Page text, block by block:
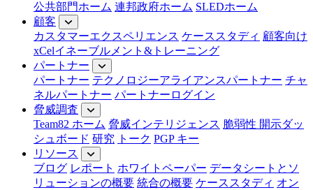
公共部門ホーム 連邦政府ホーム SLEDホーム
顧客
カスタマーエクスペリエンス ケーススタディ 顧客向け
xCelイネーブルメント&トレーニング
パートナー
パートナー テクノロジーアライアンスパートナー チャ
ネルパートナー パートナーログイン
脅威調査
Team82 ホーム 脅威インテリジェンス 脆弱性 開示ダッ
シュボード 研究 トーク PGP キー
リソース
ブログ レポート ホワイトペーパー データシートとソ
リューションの概要 統合の概要 ケーススタディ オン